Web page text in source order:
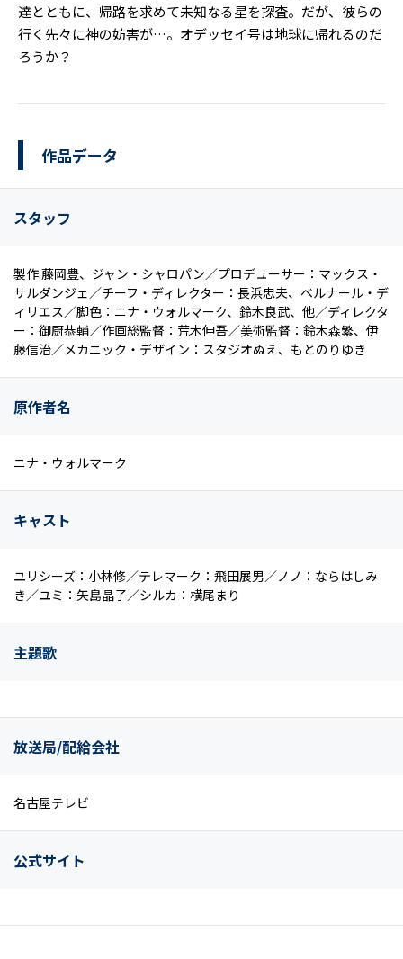
達とともに、帰路を求めて未知なる星を探査。だが、彼らの
行く先々に神の妨害が…。オデッセイ号は地球に帰れるのだ
ろうか？
作品データ
スタッフ
製作:藤岡豊、ジャン・シャロパン／プロデューサー：マックス・
サルダンジェ／チーフ・ディレクター：長浜忠夫、ベルナール・デ
ィリエス／脚色：ニナ・ウォルマーク、鈴木良武、他／ディレクタ
ー：御厨恭輔／作画総監督：荒木伸吾／美術監督：鈴木森繁、伊
藤信治／メカニック・デザイン：スタジオぬえ、もとのりゆき
原作者名
ニナ・ウォルマーク
キャスト
ユリシーズ：小林修／テレマーク：飛田展男／ノノ：ならはしみ
き／ユミ：矢島晶子／シルカ：横尾まり
主題歌
放送局/配給会社
名古屋テレビ
公式サイト